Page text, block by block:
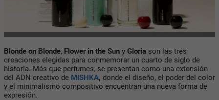
Blonde on Blonde, Flower in the Sun y Gloria son las tres
creaciones elegidas para conmemorar un cuarto de siglo de
historia. Más que perfumes, se presentan como una extensión
del ADN creativo de MISHKA, donde el diseño, el poder del color
y el minimalismo compositivo encuentran una nueva forma de
expresión.